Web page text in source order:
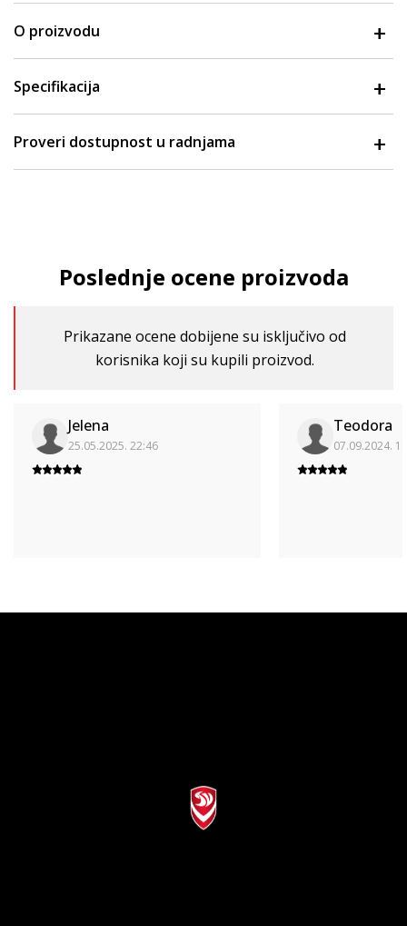
O proizvodu
Specifikacija
Proveri dostupnost u radnjama
Poslednje ocene proizvoda
Prikazane ocene dobijene su isključivo od
korisnika koji su kupili proizvod.
Jelena
25.05.2025. 22:46
Teodora
07.09.2024.